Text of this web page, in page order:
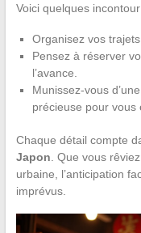
Voici quelques
Organisez vos
Pensez à réserver
l’avance.
Munissez-vous
précieuse pour vous
Chaque détail compte
Japon . Que vous rêviez
urbaine, l’anticipation
imprévus.